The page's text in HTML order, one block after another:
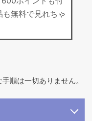
無料で見れちゃ
順は一切ありません。